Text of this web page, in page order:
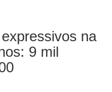
na
9 mil